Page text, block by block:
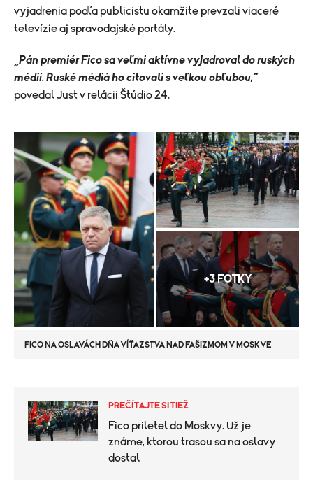
vyjadrenia podľa publicistu okamžite prevzali viaceré
televízie aj spravodajské portály.
„Pán premiér Fico sa veľmi aktívne vyjadroval do ruských
médií. Ruské médiá ho citovali s veľkou obľubou,“
povedal Just v relácii Štúdio 24.
+3 FOTKY
FICO NA OSLAVÁCH DŇA VÍŤAZSTVA NAD FAŠIZMOM V MOSKVE
PREČÍTAJTE SI TIEŽ
Fico priletel do Moskvy. Už je
známe, ktorou trasou sa na oslavy
dostal